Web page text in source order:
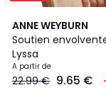
ANNE WEYBURN
Soutien
Lyssa
A partir de
22.99 € 9.65 €
4,4
/ 5
5
Cores